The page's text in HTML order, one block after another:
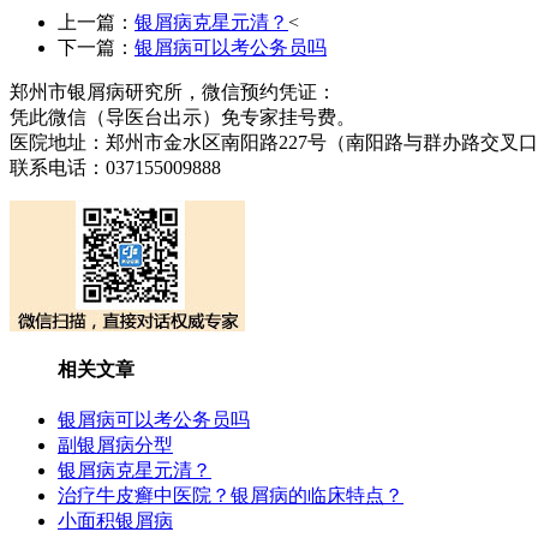
上一篇： 银屑病克星元清？ <
下一篇： 银屑病可以考公务员吗
郑州市银屑病研究所，微信预约凭证：
凭此微信（导医台出示）免专家挂号费。
医院地址：郑州市金水区南阳路227号（南阳路与群办路交叉口
联系电话：037155009888
相关文章
银屑病可以考公务员吗
副银屑病分型
银屑病克星元清？
治疗牛皮癣中医院？银屑病的临床特点？
小面积银屑病